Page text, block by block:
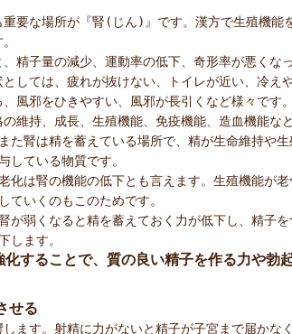
重要な場所が『腎(じん)』です。漢方で生殖機能
精子量の減少、運動率の低下、奇形率が悪くな
しては、疲れが抜けない、トイレが近い、冷え
風邪をひきやすい、風邪が長引くなど様々です。
維持、成長、生殖機能、免疫機能、造血機能な
また腎は精を蓄えている場所で、精が生命維持や
している物質です。
化は腎の機能の低下とも言えます。生殖機能が
していくのもこのためです。
が弱くなると精を蓄えておく力が低下し、精子
します。
化することで、質の良い精子を作る力や勃
せる
ます。射精に力がないと精子が子宮まで届かな